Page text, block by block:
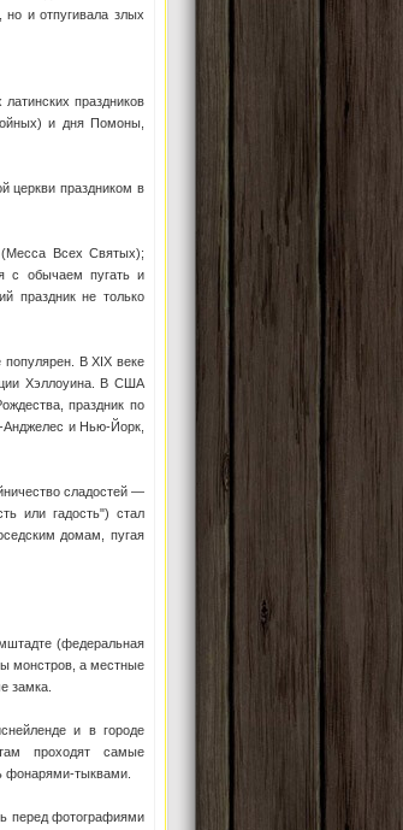
и отпугивала злых
праздников
и дня Помоны,
церкви праздником в
(Месса Всех Святых);
с обычаем пугать и
праздник не только
В ХIХ веке
Хэллоуина. В США
праздник по
и Нью-Йорк,
сладостей —
или гадость") стал
домам, пугая
(федеральная
монстров, а местные
замка.
и в городе
проходят самые
фонарями-тыквами.
перед фотографиями